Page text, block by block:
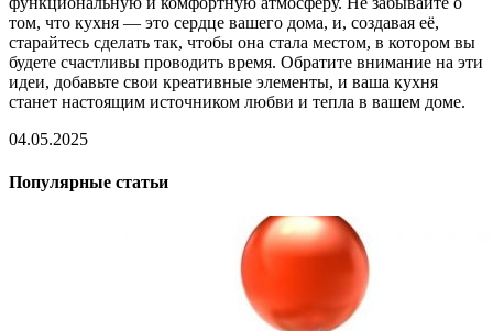
том, что кухня — это сердце вашего дома, и, создавая её,
старайтесь сделать так, чтобы она стала местом, в котором вы
будете счастливы проводить время. Обратите внимание на эти
идеи, добавьте свои креативные элементы, и ваша кухня
станет настоящим источником любви и тепла в вашем доме.
04.05.2025
Популярные статьи